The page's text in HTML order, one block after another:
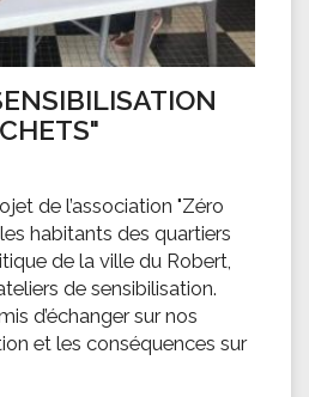
de l’association "Zéro
habitants des quartiers
de la ville du Robert,
de sensibilisation.
d’échanger sur nos
et les conséquences sur